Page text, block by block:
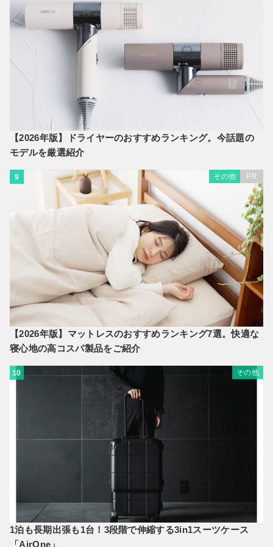
【2026年版】ドライヤーのおすすめランキング。今話題の
モデルを厳選紹介
9 その他 PR
【2026年版】マットレスのおすすめランキング7選。快適な
寝心地の高コスパ製品をご紹介
10 その他
1泊も長期出張も1台！3段階で伸縮する3in1スーツケース
「AirOne」